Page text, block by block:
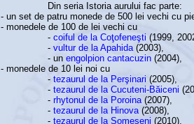
Din seria Istoria aurului fac parte:
- un set de patru monede de 500 lei vechi cu
- monedele de 100 de lei vechi cu
-coiful de la Coţofeneşti (1999,
-vultur de la Apahida(2003),
- unengolpion cantacuzin (2004),
- monedele de 10 lei noi cu
-tezaurul de la Perşinari (2005),
-tezaurul de la Cucuteni-Băiceni
-rhytonul de la Poroina(2007),
-tezaurul de la Hinova(2008),
-tezaurul de la Someşeni (2010),